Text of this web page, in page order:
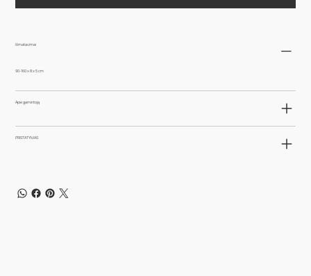
Išmatavimai
90-160 x 8 x 5 cm
Apie gamintoją
PRISTATYMAS